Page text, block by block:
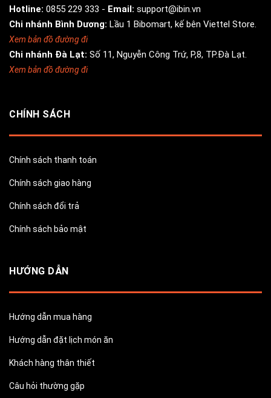
Hotline: 0855 229 333 - Email: support@ibin.vn
Chi nhánh Bình Dương: Lầu 1 Bibomart, kế bên Viettel Store.
Xem bản đồ đường đi
Chi nhánh Đà Lạt: Số 11, Nguyễn Công Trứ, P,8, TP.Đà Lạt.
Xem bản đồ đường đi
CHÍNH SÁCH
Chính sách thanh toán
Chính sách giao hàng
Chính sách đổi trả
Chính sách bảo mật
HƯỚNG DẪN
Hướng dẫn mua hàng
Hướng dẫn đặt lịch món ăn
Khách hàng thân thiết
Câu hỏi thường gặp